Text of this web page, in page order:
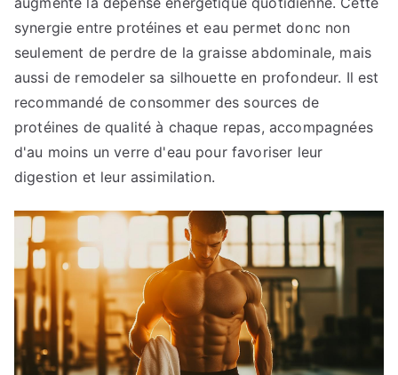
synergie entre protéines et eau permet donc non
seulement de perdre de la graisse abdominale, mais
aussi de remodeler sa silhouette en profondeur. Il est
recommandé de consommer des sources de
protéines de qualité à chaque repas, accompagnées
d'au moins un verre d'eau pour favoriser leur
digestion et leur assimilation.